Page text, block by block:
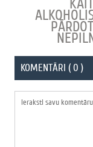
KOMENTĀRI ( 0 )